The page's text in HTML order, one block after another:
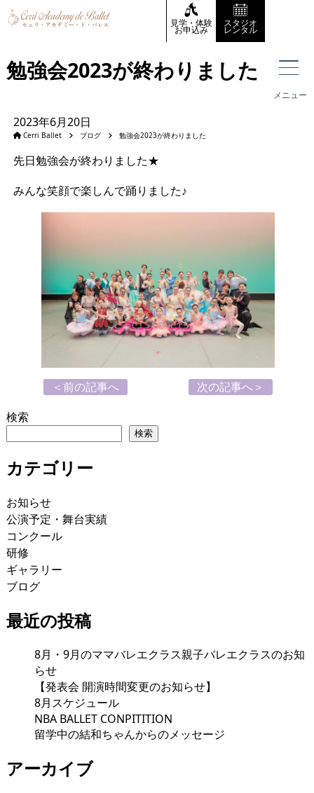
見学・体験
お申込み
スタジオ
レンタル
メニュー
勉強会2023が終わりました
2023年6月20日
Cerri Ballet ブログ 勉強会2023が終わりました
先日勉強会が終わりました★
みんな笑顔で楽しんで踊りました♪
＜前の記事へ
次の記事へ＞
検索
検索
カテゴリー
お知らせ
公演予定・舞台実績
コンクール
研修
ギャラリー
ブログ
最近の投稿
8月・9月のママバレエクラス親子バレエクラスのお知
らせ
【発表会 開演時間変更のお知らせ】
8月スケジュール
NBA BALLET CONPITITION
留学中の結和ちゃんからのメッセージ
アーカイブ